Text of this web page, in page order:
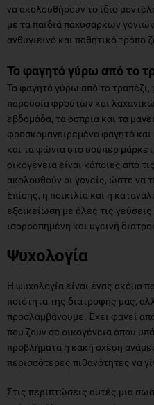
να ακολουθήσουν το ίδιο
με τα παιδιά παχυσάρκων
ανθυγιεινό και παθητικό τρόπο
Το φαγητό γύρω από το
Το φαγητό γύρω από το τραπέζι,
παρουσία φρούτων και
εβδομάδα, τα όσπρια και τα
φρεσκομαγειρεμένο φαγητό
και τα ψώνια στο σούπερ
οικογένεια είναι κάποιες από
ακολουθούν οι γονείς, ώστε να
Επίσης, η ποικιλία και η
εξοικείωση με όλες τις
ισορροπημένη και υγεινή
Ψυχολογία
Η ψυχολογία είναι ένας ακόμα
ποιότητα της διατροφής μας,
προσλαμβάνουμε. Έχει φανεί
που ζουν σε οικογένεια όπου
προβλήματα ή κακή σχέση
περισσότερες πιθανότητες να
Στις περιπτώσεις αυτές μια